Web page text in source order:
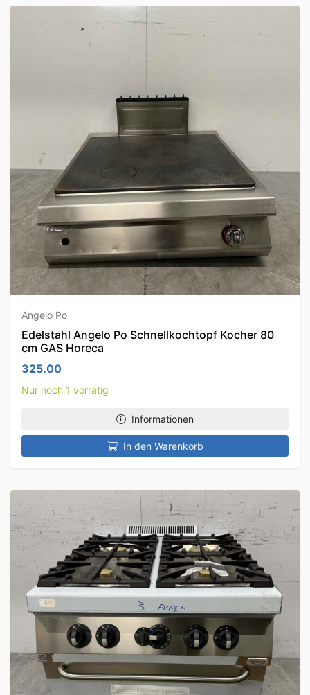
Angelo Po
Edelstahl Angelo Po Schnellkochtopf Kocher 80
cm GAS Horeca
325.00
Nur noch 1 vorrätig
Informationen
In den Warenkorb